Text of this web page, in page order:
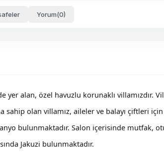
Yorum(0)
yer alan, özel havuzlu korunaklı villamızdır.
sahip olan villamız, aileler ve balayı çiftleri
bulunmaktadır. Salon içerisinde mutfak,
Jakuzi bulunmaktadır.